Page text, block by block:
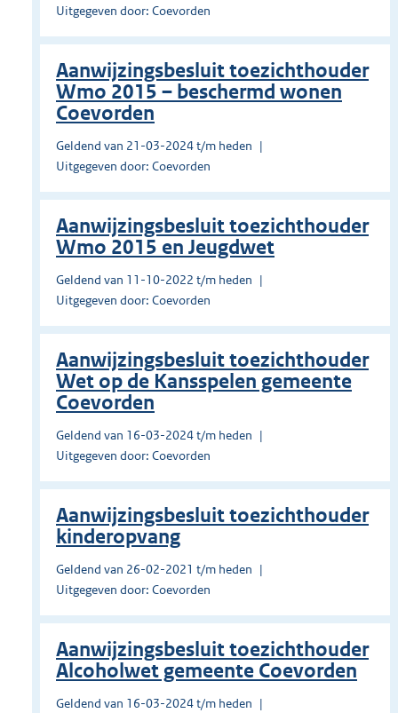
Uitgegeven door: Coevorden
Aanwijzingsbesluit toezichthouder
Wmo 2015 – beschermd wonen
Coevorden
Geldend van 21-03-2024 t/m heden
Uitgegeven door: Coevorden
Aanwijzingsbesluit toezichthouder
Wmo 2015 en Jeugdwet
Geldend van 11-10-2022 t/m heden
Uitgegeven door: Coevorden
Aanwijzingsbesluit toezichthouder
Wet op de Kansspelen gemeente
Coevorden
Geldend van 16-03-2024 t/m heden
Uitgegeven door: Coevorden
Aanwijzingsbesluit toezichthouder
kinderopvang
Geldend van 26-02-2021 t/m heden
Uitgegeven door: Coevorden
Aanwijzingsbesluit toezichthouder
Alcoholwet gemeente Coevorden
Geldend van 16-03-2024 t/m heden